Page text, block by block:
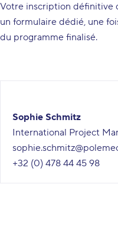
Votre inscription définitive
un formulaire dédié, une
du programme finalisé.
Sophie Schmitz
International Project
+32 (0) 478 44 45 98